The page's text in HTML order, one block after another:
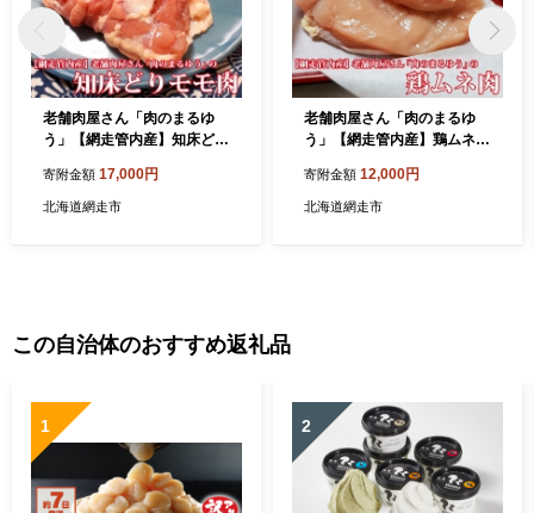
老舗肉屋さん「肉のまるゆ
う」【網走管内産】知床どり
寄附金額 17,000円
北海道網走市
老舗肉屋さん「肉のまるゆ
う」【網走管内産】鶏ムネ肉
寄附金額 12,000円
北海道網走市
この自治体のおすすめ返礼品
1 2